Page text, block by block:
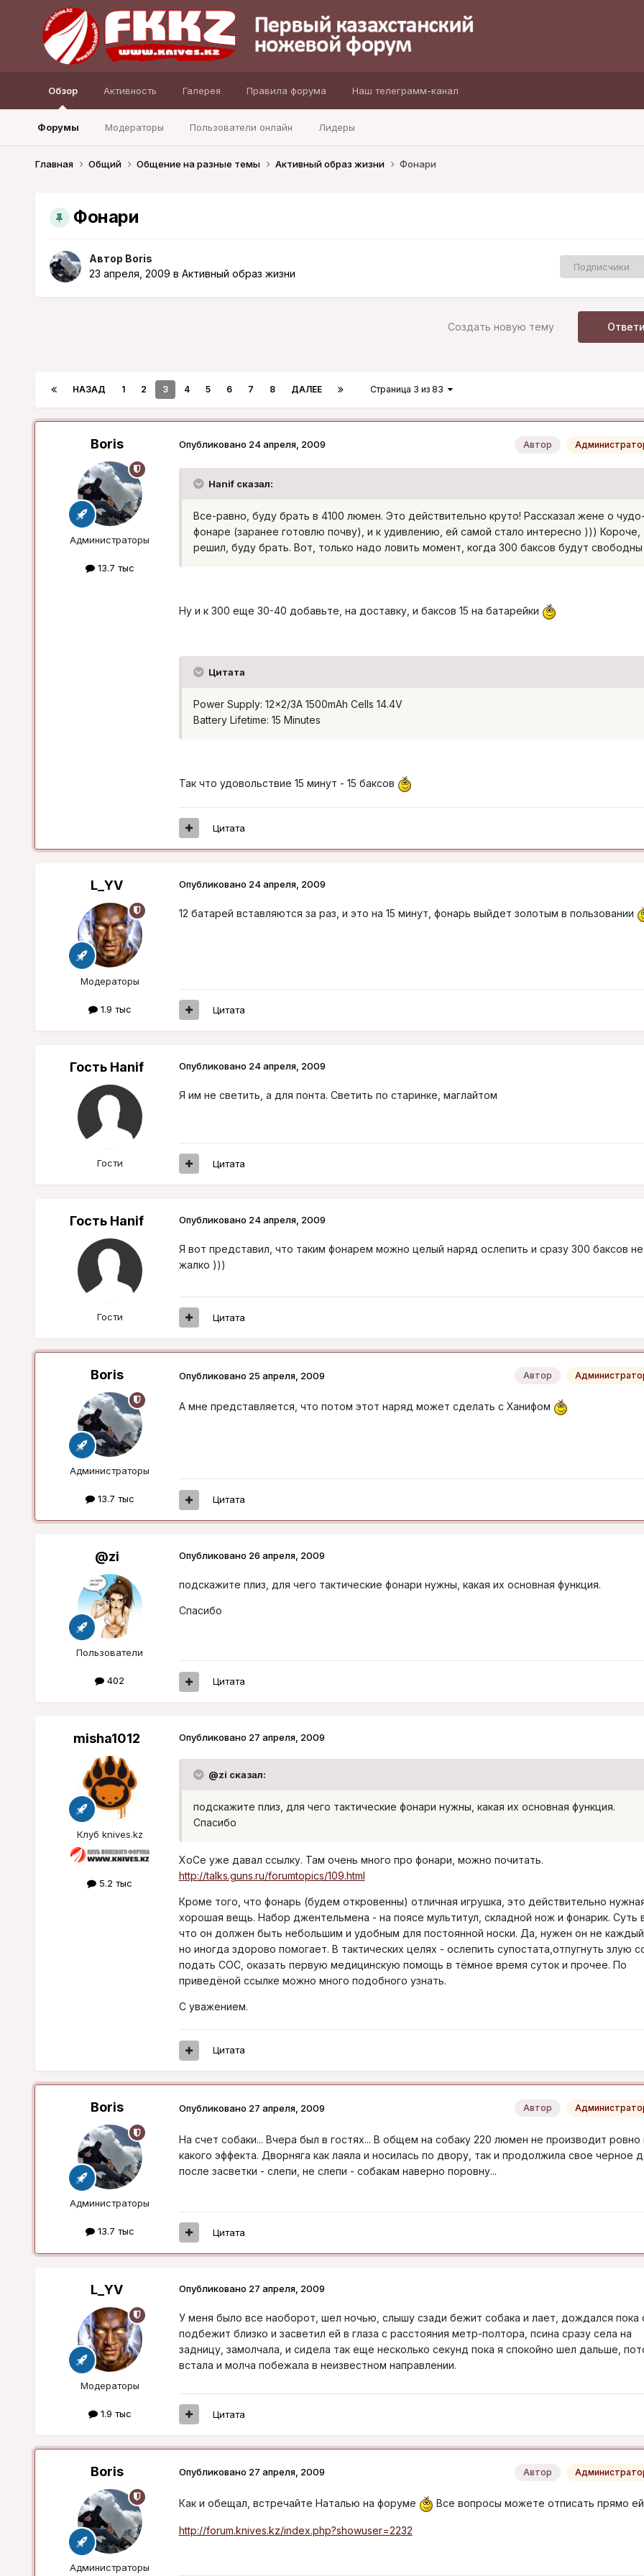
Обзор
Форумы Модераторы Пользователи онлайн Лидеры
Активность Галерея Правила форума Наш телеграмм-канал
Главная Общий Общение на разные темы Активный образ жизни Фонари
Фонари
Автор Boris
23 апреля, 2009 в Активный образ жизни
Подписчики
Создать новую тему
НАЗАД 1 2 3 4 5 6 7 8 ДАЛЕЕ Страница 3 из 83
Boris
Администраторы
13.7 тыс
Автор
Опубликовано 24 апреля, 2009
Hanif сказал:
Все-равно, буду брать в 4100 люмен. Это действительно круто! Рассказал жене о
фонаре (заранее готовлю почву), и к удивлению, ей самой стало интересно ))) Короче,
решил, буду брать. Вот, только надо ловить момент, когда 300 баксов будут свободны
Ну и к 300 еще 30-40 добавьте, на доставку, и баксов 15 на батарейки
Цитата
Power Supply: 12x2/3A 1500mAh Cells 14.4V
Battery Lifetime: 15 Minutes
Так что удовольствие 15 минут - 15 баксов
Цитата
L_YV
Модераторы
1.9 тыс
Опубликовано 24 апреля, 2009
12 батарей вставляются за раз, и это на 15 минут, фонарь выйдет золотым в пользовании
Цитата
Гость Hanif
Гости
Опубликовано 24 апреля, 2009
Я им не светить, а для понта. Светить по старинке, маглайтом
Цитата
Гость Hanif
Гости
Опубликовано 24 апреля, 2009
Я вот представил, что таким фонарем можно целый наряд ослепить и сразу 300 баксов не
жалко )))
Цитата
Boris
Администраторы
13.7 тыс
Автор
Опубликовано 25 апреля, 2009
А мне представляется, что потом этот наряд может сделать с Ханифом
Цитата
@zi
Пользователи
402
Опубликовано 26 апреля, 2009
подскажите плиз, для чего тактические фонари нужны, какая их основная функция.
Спасибо
Цитата
misha1012
Клуб knives.kz
5.2 тыс
Опубликовано 27 апреля, 2009
@zi сказал:
подскажите плиз, для чего тактические фонари нужны, какая их основная функция.
Спасибо
ХоСе уже давал ссылку. Там очень много про фонари, можно почитать.
http://talks.guns.ru/forumtopics/109.html
Кроме того, что фонарь (будем откровенны) отличная игрушка, это действительно
хорошая вещь. Набор джентельмена - на поясе мультитул, складной нож и фонарик. Суть
что он должен быть небольшим и удобным для постоянной носки. Да, нужен он не
но иногда здорово помогает. В тактических целях - ослепить супостата,отпугнуть злую
подать СОС, оказать первую медицинскую помощь в тёмное время суток и прочее. По
приведёной ссылке можно много подобного узнать.
С уважением.
Цитата
Boris
Администраторы
13.7 тыс
Автор
Опубликовано 27 апреля, 2009
На счет собаки... Вчера был в гостях... В общем на собаку 220 люмен не производит ровно
какого эффекта. Дворняга как лаяла и носилась по двору, так и продолжила свое черное
после засветки - слепи, не слепи - собакам наверно поровну...
Цитата
L_YV
Модераторы
1.9 тыс
Опубликовано 27 апреля, 2009
У меня было все наоборот, шел ночью, слышу сзади бежит собака и лает, дождался пока
подбежит близко и засветил ей в глаза с расстояния метр-полтора, псина сразу села на
задницу, замолчала, и сидела так еще несколько секунд пока я спокойно шел дальше,
встала и молча побежала в неизвестном направлении.
Цитата
Boris
Администраторы
Автор
Опубликовано 27 апреля, 2009
Как и обещал, встречайте Наталью на форуме Все вопросы можете отписать прямо
http://forum.knives.kz/index.php?showuser=2232